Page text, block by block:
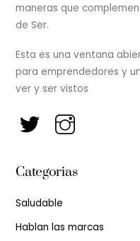
maneras que
de Ser.
Esta es una ventana
para emprendedores y
ver y ser vistos
Categorias
Saludable
Hablan las marcas